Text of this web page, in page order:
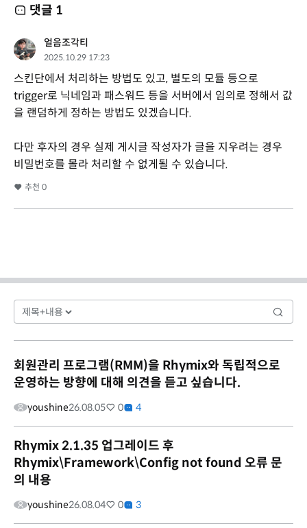
댓글 1
얼음조각티
2025.10.29 17:23
스킨단에서 처리하는 방법도 있고, 별도의 모듈 등으로
trigger로 닉네임과 패스워드 등을 서버에서 임의로 정해서 값
을 랜덤하게 정하는 방법도 있겠습니다.
다만 후자의 경우 실제 게시글 작성자가 글을 지우려는 경우
비밀번호를 몰라 처리할 수 없게될 수 있습니다.
추천 0
회원관리 프로그램(RMM)을 Rhymix와 독립적으로
운영하는 방향에 대해 의견을 듣고 싶습니다.
youshine26.08.05 0 4
Rhymix 2.1.35 업그레이드 후
Rhymix\Framework\Config not found 오류 문
의 내용
youshine26.08.04 0 3